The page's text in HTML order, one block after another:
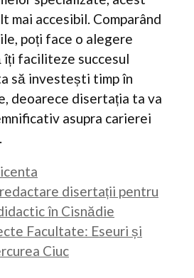
mai accesibil. Comparând
poți face o alegere
faciliteze succesul
să investești timp în
deoarece disertația ta va
asupra carierei
disertații pentru
în Cisnădie
Facultate: Eseuri și
Ciuc